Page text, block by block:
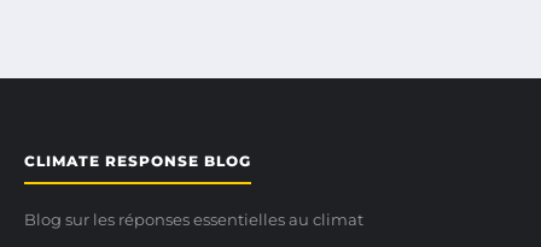
CLIMATE RESPONSE BLOG
Blog sur les réponses essentielles au climat